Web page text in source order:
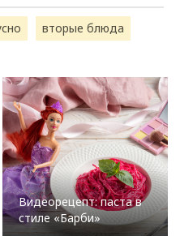
вторые блюда
Видеорецепт: паста в
стиле «Барби»